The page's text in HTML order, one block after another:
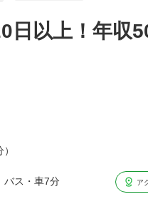
日以上！年
バス・車7分 ア